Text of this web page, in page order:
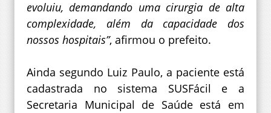
evoluiu, demandando uma cirurgia de alta
complexidade, além da capacidade dos
nossos hospitais”, afirmou o prefeito.
Ainda segundo Luiz Paulo, a paciente está
cadastrada no sistema SUSFácil e a
Secretaria Municipal de Saúde está em